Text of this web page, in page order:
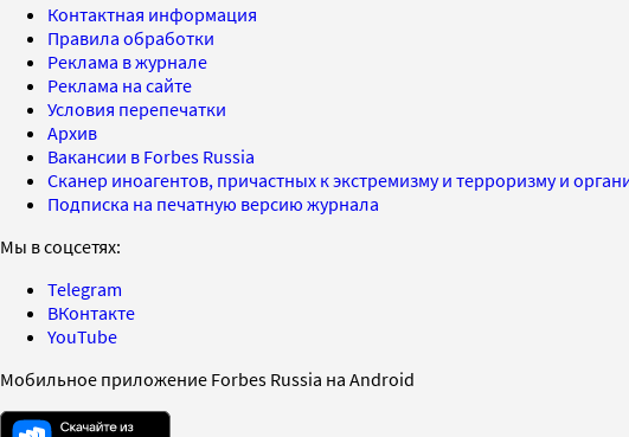
Контактная информация
Правила обработки
Реклама в журнале
Реклама на сайте
Условия перепечатки
Архив
Вакансии в Forbes Russia
Сканер иноагентов, причастных к экстремизму и терроризму и
Подписка на печатную версию журнала
Мы в соцсетях:
Telegram
ВКонтакте
YouTube
Мобильное приложение Forbes Russia на Android